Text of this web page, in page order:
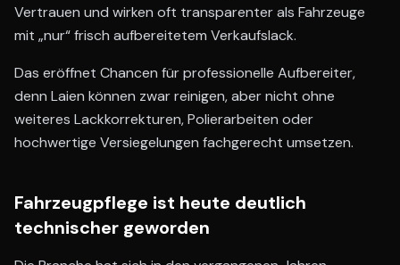
Vertrauen und wirken oft transparenter als Fahrzeuge
mit „nur“ frisch aufbereitetem Verkaufslack.
Das eröffnet Chancen für professionelle Aufbereiter,
denn Laien können zwar reinigen, aber nicht ohne
weiteres Lackkorrekturen, Polierarbeiten oder
hochwertige Versiegelungen fachgerecht umsetzen.
Fahrzeugpflege ist heute deutlich
technischer geworden